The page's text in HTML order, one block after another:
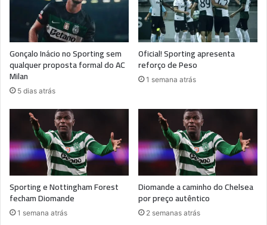
Gonçalo Inácio no Sporting sem
qualquer proposta formal do AC
Milan
5 dias atrás
Oficial! Sporting apresenta
reforço de Peso
1 semana atrás
Sporting e Nottingham Forest
fecham Diomande
1 semana atrás
Diomande a caminho do Chelsea
por preço autêntico
2 semanas atrás